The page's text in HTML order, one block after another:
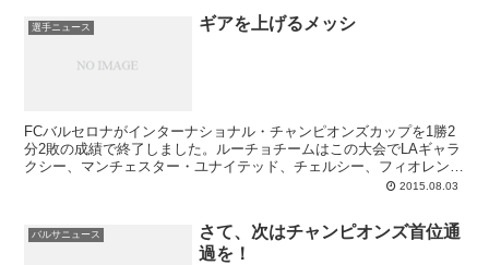
選手ニュース ギアを上げるメッシ
FCバルセロナがインターナショナル・チャンピオンズカップを1勝2
分2敗の成績で終了しました。ルーチョチームはこの大会でLAギャラ
クシー、マンチェスター・ユナイテッド、チェルシー、フィオレンテ
ィーナと対戦し、勝てたのは最初のアメリカチーム戦のみ。続く3試
の修正課題となっています。攻撃陣ではルイス・スアレスが気を吐い
ている一方で、シュート精度があと少し足りない場面もしばしば。こ
2015.08.03
バルサニュース
さて、次はチャンピオンズ首位通
過を！